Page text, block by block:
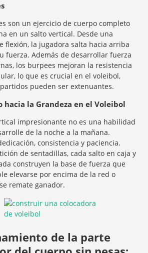
son un ejercicio de cuerpo completo
en un salto vertical. Desde una
flexión, la jugadora salta hacia arriba
fuerza. Además de desarrollar fuerza
los burpees mejoran la resistencia
lo que es crucial en el voleibol,
pueden ser extenuantes.
hacia la Grandeza en el Voleibol
impresionante no es una habilidad
de la noche a la mañana.
consistencia y paciencia.
de sentadillas, cada salto en caja y
construyen la base de fuerza que
elevarse por encima de la red o
remate ganador.
de la parte